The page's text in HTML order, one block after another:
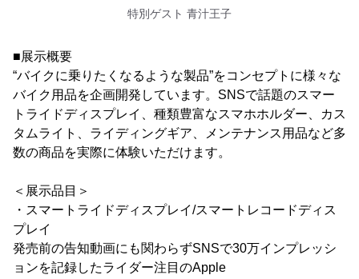
特別ゲスト 青汁王子
■展示概要
“バイクに乗りたくなるような製品”をコンセプトに様々な
バイク用品を企画開発しています。SNSで話題のスマー
トライドディスプレイ、種類豊富なスマホホルダー、カス
タムライト、ライディングギア、メンテナンス用品など多
数の商品を実際に体験いただけます。
＜展示品目＞
・スマートライドディスプレイ/スマートレコードディス
プレイ
発売前の告知動画にも関わらずSNSで30万インプレッシ
ョンを記録したライダー注目のApple